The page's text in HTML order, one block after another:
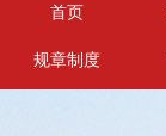
首页
规章制度